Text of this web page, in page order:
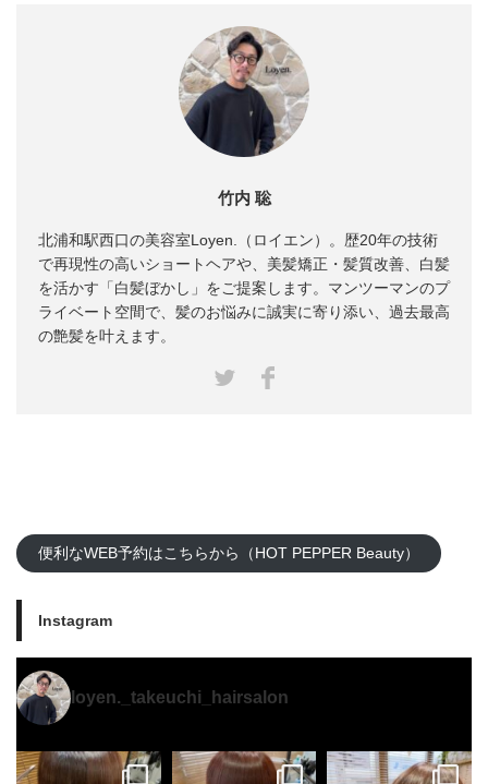
竹内 聡
北浦和駅西口の美容室Loyen.（ロイエン）。歴20年の技術
で再現性の高いショートヘアや、美髪矯正・髪質改善、白髪
を活かす「白髪ぼかし」をご提案します。マンツーマンのプ
ライベート空間で、髪のお悩みに誠実に寄り添い、過去最高
の艶髪を叶えます。
便利なWEB予約はこちらから（HOT PEPPER Beauty）
Instagram
loyen._takeuchi_hairsalon